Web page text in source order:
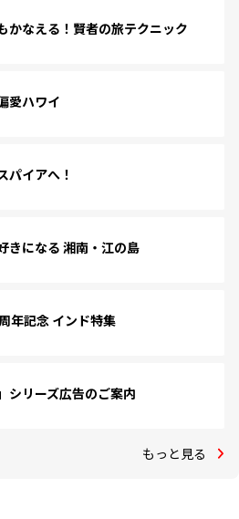
かなえる！賢者の旅テクニック
愛ハワイ
パイアへ！
きになる 湘南・江の島
年記念 インド特集
シリーズ広告のご案内
もっと見る